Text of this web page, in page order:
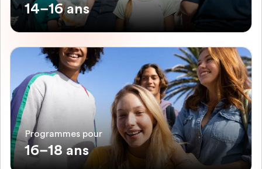
14–16 ans
Programmes pour
16–18 ans